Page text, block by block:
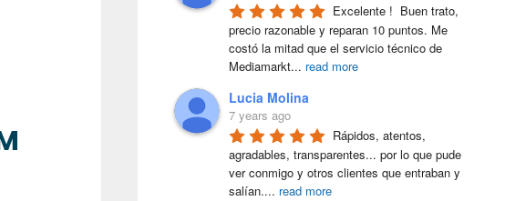
Excelente !  Buen trato,
precio razonable y reparan 10 puntos. Me
costó la mitad que el servicio técnico de
Mediamarkt... read more
Lucia Molina
7 years ago
Rápidos, atentos,
agradables, transparentes... por lo que pude
ver conmigo y otros clientes que entraban y
salían.... read more